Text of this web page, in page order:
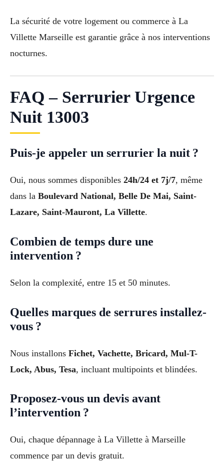
La sécurité de votre logement ou commerce à La
Villette Marseille est garantie grâce à nos interventions
nocturnes.
FAQ – Serrurier Urgence
Nuit 13003
Puis-je appeler un serrurier la nuit ?
Oui, nous sommes disponibles 24h/24 et 7j/7, même
dans la Boulevard National, Belle De Mai, Saint-
Lazare, Saint-Mauront, La Villette.
Combien de temps dure une
intervention ?
Selon la complexité, entre 15 et 50 minutes.
Quelles marques de serrures installez-
vous ?
Nous installons Fichet, Vachette, Bricard, Mul-T-
Lock, Abus, Tesa, incluant multipoints et blindées.
Proposez-vous un devis avant
l’intervention ?
Oui, chaque dépannage à La Villette à Marseille
commence par un devis gratuit.